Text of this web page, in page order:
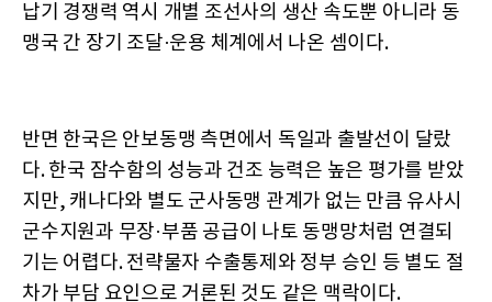
납기 경쟁력 역시 개별 조선사의 생산 속도뿐 아니라 동
맹국 간 장기 조달·운용 체계에서 나온 셈이다.
반면 한국은 안보동맹 측면에서 독일과 출발선이 달랐
다. 한국 잠수함의 성능과 건조 능력은 높은 평가를 받았
지만, 캐나다와 별도 군사동맹 관계가 없는 만큼 유사시
군수지원과 무장·부품 공급이 나토 동맹망처럼 연결되
기는 어렵다. 전략물자 수출통제와 정부 승인 등 별도 절
차가 부담 요인으로 거론된 것도 같은 맥락이다.